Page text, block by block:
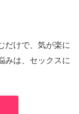
だけで、気が楽に
みは、セックスに